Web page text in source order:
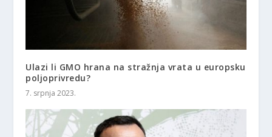
Ulazi li GMO hrana na stražnja vrata u europsku
poljoprivredu?
7. srpnja 2023.